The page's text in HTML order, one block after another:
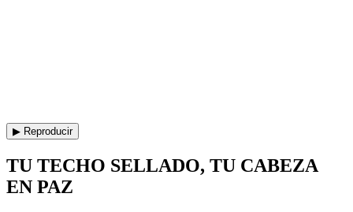
▶ Reproducir
TU TECHO SELLADO, TU CABEZA
EN PAZ